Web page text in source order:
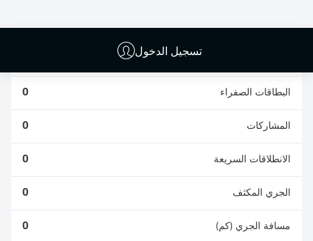
تسجيل الدخول
البطاقات الصفراء 0
المشاركات 0
الانطلاقات السريعة 0
الجري المكثف 0
مسافة الجري (كم) 0